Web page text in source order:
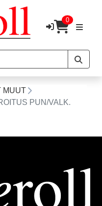
0
MUUT
PUN/VALK.